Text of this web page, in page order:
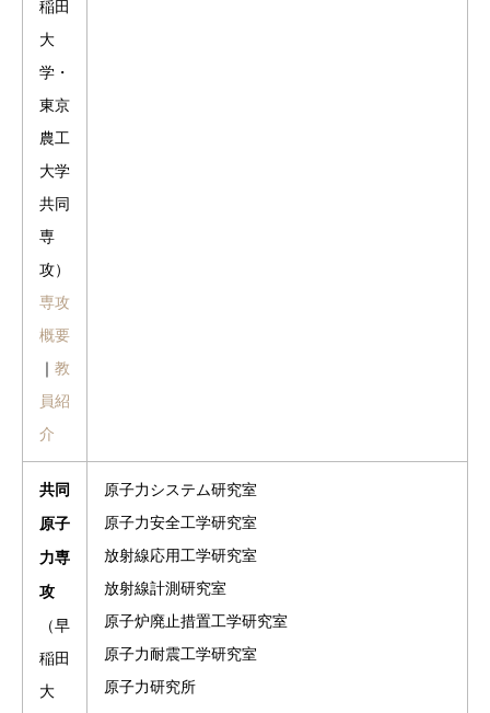
稲田
大
学・
東京
農工
大学
共同
専
攻）
専攻
概要
｜ 教
員紹
介
共同
原子
力専
攻
（早
稲田
大
原子力システム研究室
原子力安全工学研究室
放射線応用工学研究室
放射線計測研究室
原子炉廃止措置工学研究室
原子力耐震工学研究室
原子力研究所